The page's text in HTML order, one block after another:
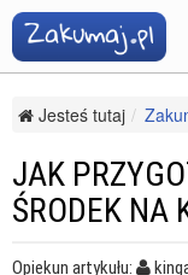
Jesteś tutaj
Jak przygotować
JAK
ŚRODEK NA
Opiekun artykułu: